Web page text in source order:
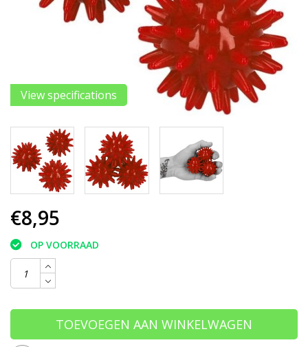
View specifications
€8,95
OP VOORRAAD
TOEVOEGEN AAN WINKELWAGEN